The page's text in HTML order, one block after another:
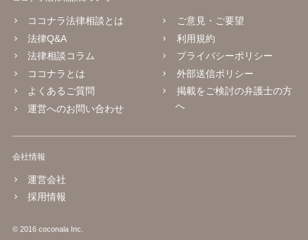
ココナラ法律相談とは
法律Q&A
法律相談コラム
ココナラとは
よくあるご質問
運営へのお問い合わせ
ご意見・ご要望
利用規約
プライバシーポリシー
外部送信ポリシー
掲載をご検討の弁護士の方
へ
会社情報
運営会社
採用情報
© 2016 coconala Inc.